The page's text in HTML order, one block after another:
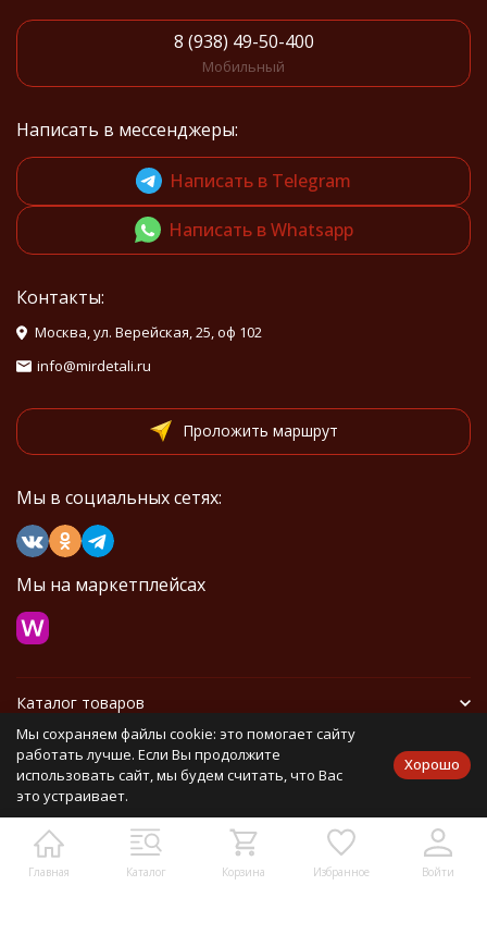
Главная Каталог Корзина Избранное Войти
8 (938) 49-50-400
Мобильный
Написать в мессенджеры:
Написать в Telegram
Написать в Whatsapp
Контакты:
Москва, ул. Верейская, 25, оф 102
info@mirdetali.ru
Проложить маршрут
Мы в социальных сетях:
Мы на маркетплейсах
Каталог товаров
Информация
Политика персональных данных Карта сайта
Мы сохраняем файлы cookie: это помогает сайту
работать лучше. Если Вы продолжите
использовать сайт, мы будем считать, что Вас
это устраивает.
Хорошо